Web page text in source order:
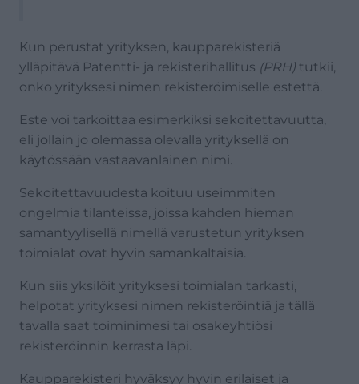
Kun perustat yrityksen, kaupparekisteriä
ylläpitävä Patentti- ja rekisterihallitus (PRH) tutkii,
onko yrityksesi nimen rekisteröimiselle estettä.
Este voi tarkoittaa esimerkiksi sekoitettavuutta,
eli jollain jo olemassa olevalla yrityksellä on
käytössään vastaavanlainen nimi.
Sekoitettavuudesta koituu useimmiten
ongelmia tilanteissa, joissa kahden hieman
samantyylisellä nimellä varustetun yrityksen
toimialat ovat hyvin samankaltaisia.
Kun siis yksilöit yrityksesi toimialan tarkasti,
helpotat yrityksesi nimen rekisteröintiä ja tällä
tavalla saat toiminimesi tai osakeyhtiösi
rekisteröinnin kerrasta läpi.
Kaupparekisteri hyväksyy hyvin erilaiset ja